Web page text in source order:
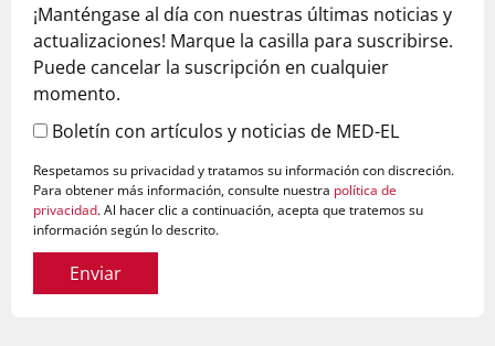
¡Manténgase al día con nuestras últimas noticias y
actualizaciones! Marque la casilla para suscribirse.
Puede cancelar la suscripción en cualquier
momento.
Boletín con artículos y noticias de MED-EL
Respetamos su privacidad y tratamos su información con discreción.
Para obtener más información, consulte nuestra política de
privacidad. Al hacer clic a continuación, acepta que tratemos su
información según lo descrito.
Enviar